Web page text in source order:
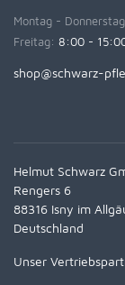
Montag -
Freitag: 8:00 -
shop@schwarz-
Helmut Schwarz
Rengers 6
88316 Isny im
Deutschland
Unser